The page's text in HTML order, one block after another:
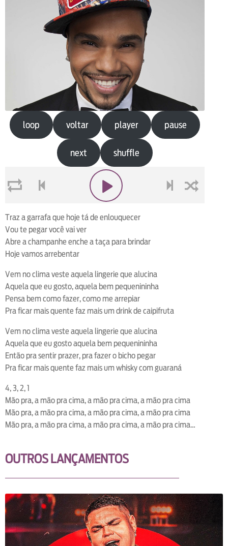
loop voltar player pause
next shuffle
Traz a garrafa que hoje tá de enlouquecer
Vou te pegar você vai ver
Abre a champanhe enche a taça para brindar
Hoje vamos arrebentar
Vem no clima veste aquela lingerie que alucina
Aquela que eu gosto, aquela bem pequenininha
Pensa bem como fazer, como me arrepiar
Pra ficar mais quente faz mais um drink de caipifruta
Vem no clima veste aquela lingerie que alucina
Aquela que eu gosto aquela bem pequenininha
Então pra sentir prazer, pra fazer o bicho pegar
Pra ficar mais quente faz mais um whisky com guaraná
4, 3, 2, 1
Mão pra, a mão pra cima, a mão pra cima, a mão pra cima
Mão pra, a mão pra cima, a mão pra cima, a mão pra cima
Mão pra, a mão pra cima, a mão pra cima, a mão pra cima…
OUTROS LANÇAMENTOS